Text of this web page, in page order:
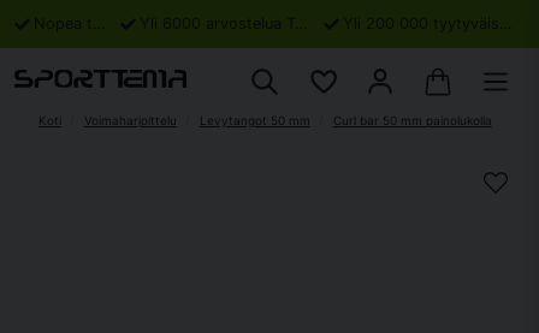
Nopea toimitus Yli 6000 arvostelua Trustpilotissa Yli 200 000 tyytyväistä asiakasta
Koti Voimaharjoittelu Levytangot 50 mm Curl bar 50 mm painolukolla